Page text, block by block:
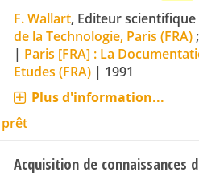
F. Wallart, Editeur scientifique
de la Technologie, Paris (FRA);
| Paris [FRA] : La
Etudes (FRA)| 1991
Plus d'information...
Acquisition de connaissances